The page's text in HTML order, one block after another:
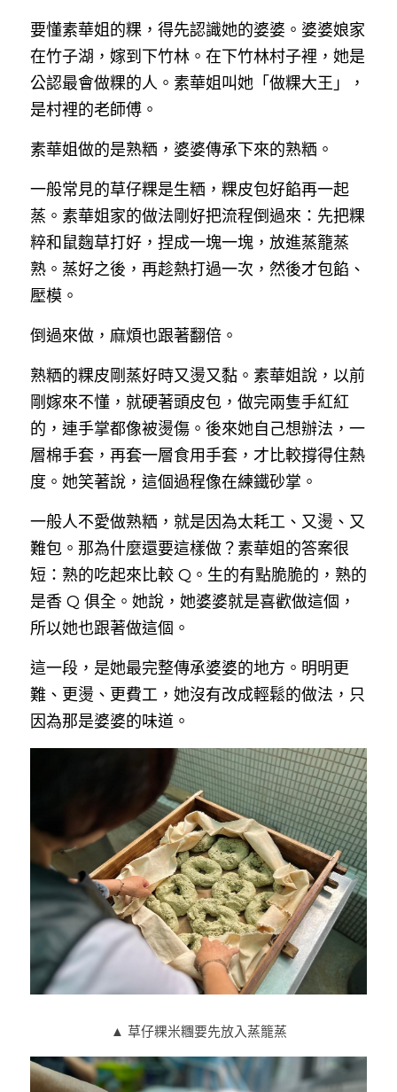
要懂素華姐的粿，得先認識她的婆婆。婆婆娘家
在竹子湖，嫁到下竹林。在下竹林村子裡，她是
公認最會做粿的人。素華姐叫她「做粿大王」，
是村裡的老師傅。
素華姐做的是熟粞，婆婆傳承下來的熟粞。
一般常見的草仔粿是生粞，粿皮包好餡再一起
蒸。素華姐家的做法剛好把流程倒過來：先把粿
粹和鼠麴草打好，捏成一塊一塊，放進蒸籠蒸
熟。蒸好之後，再趁熱打過一次，然後才包餡、
壓模。
倒過來做，麻煩也跟著翻倍。
熟粞的粿皮剛蒸好時又燙又黏。素華姐說，以前
剛嫁來不懂，就硬著頭皮包，做完兩隻手紅紅
的，連手掌都像被燙傷。後來她自己想辦法，一
層棉手套，再套一層食用手套，才比較撐得住熱
度。她笑著說，這個過程像在練鐵砂掌。
一般人不愛做熟粞，就是因為太耗工、又燙、又
難包。那為什麼還要這樣做？素華姐的答案很
短：熟的吃起來比較 Q。生的有點脆脆的，熟的
是香 Q 俱全。她說，她婆婆就是喜歡做這個，
所以她也跟著做這個。
這一段，是她最完整傳承婆婆的地方。明明更
難、更燙、更費工，她沒有改成輕鬆的做法，只
因為那是婆婆的味道。
▲ 草仔粿米糰要先放入蒸籠蒸